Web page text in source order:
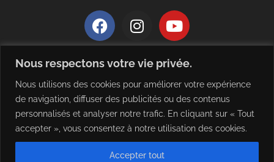
Nous respectons votre vie privée.
Nous utilisons des cookies pour améliorer votre expérience
de navigation, diffuser des publicités ou des contenus
personnalisés et analyser notre trafic. En cliquant sur « Tout
accepter », vous consentez à notre utilisation des cookies.
Accepter tout
QUALITE ET CERTIFICATION